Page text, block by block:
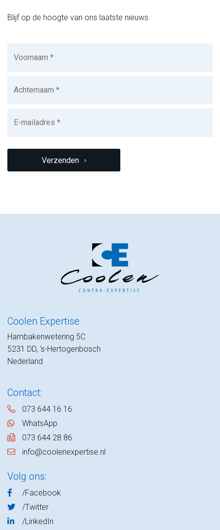
Blijf op de hoogte van ons laatste nieuws.
mailadres
(Vereist)
Verzenden
Coolen Expertise
Hambakenwetering 5C
5231 DD, ‘s-Hertogenbosch
Nederland
Contact:
073 644 16 16
WhatsApp
073 644 28 86
info@coolenexpertise.nl
Volg ons:
/Facebook
/Twitter
/LinkedIn